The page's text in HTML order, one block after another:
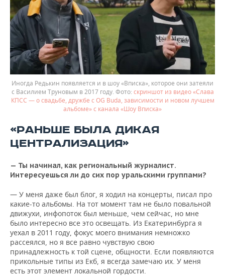
Иногда Редькин появляется и в шоу «Вписка», которое они затеяли
с Василием Труновым в 2017 году.
скриншот из видео «Слава
КПСС — о свадьбе, дружбе с OG Buda, зависимости и новом лучшем
альбоме» с канала «Шоу Вписка»
«РАНЬШЕ БЫЛА ДИКАЯ
ЦЕНТРАЛИЗАЦИЯ»
— Ты начинал, как региональный журналист.
Интересуешься ли до сих пор уральскими группами?
— У меня даже был блог, я ходил на концерты, писал про
какие-то альбомы. На тот момент там не было повальной
движухи, инфопоток был меньше, чем сейчас, но мне
было интересно все это освещать. Из Екатеринбурга я
уехал в 2011 году, фокус моего внимания немножко
рассеялся, но я все равно чувствую свою
принадлежность к той сцене, общности. Если появляются
прикольные типы из Екб, я всегда замечаю их. У меня
есть этот элемент локальной гордости.